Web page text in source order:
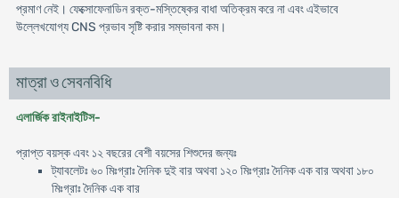
প্রমাণ নেই। ফেক্সোফেনাডিন রক্ত-মস্তিষ্কের বাধা অতিক্রম করে না এবং এইভাবে
উল্লেখযোগ্য CNS প্রভাব সৃষ্টি করার সম্ভাবনা কম।
মাত্রা ও সেবনবিধি
এলার্জিক রাইনাইটিস-
প্রাপ্ত বয়স্ক এবং ১২ বছরের বেশী বয়সের শিশুদের জন্যঃ
ট্যাবলেটঃ ৬০ মিঃগ্রাঃ দৈনিক দুই বার অথবা ১২০ মিঃগ্রাঃ দৈনিক এক বার অথবা ১৮০
মিঃগ্রাঃ দৈনিক এক বার